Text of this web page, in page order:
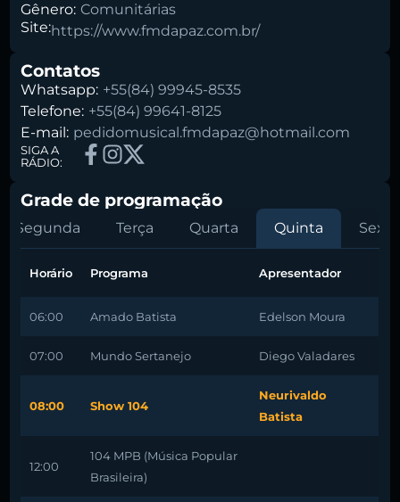
Gênero: Comunitárias
Site:https://www.fmdapaz.com.br/
Contatos
Whatsapp: +55(84) 99945-8535
Telefone: +55(84) 99641-8125
E-mail: pedidomusical.fmdapaz@hotmail.com
SIGA A
RÁDIO:
Grade de programação
Segunda Terça Quarta Quinta Sexta
Horário Programa Apresentador
06:00 Amado Batista Edelson Moura
07:00 Mundo Sertanejo Diego Valadares
08:00 Show 104
Neurivaldo
Batista
12:00
104 MPB (Música Popular
Brasileira)